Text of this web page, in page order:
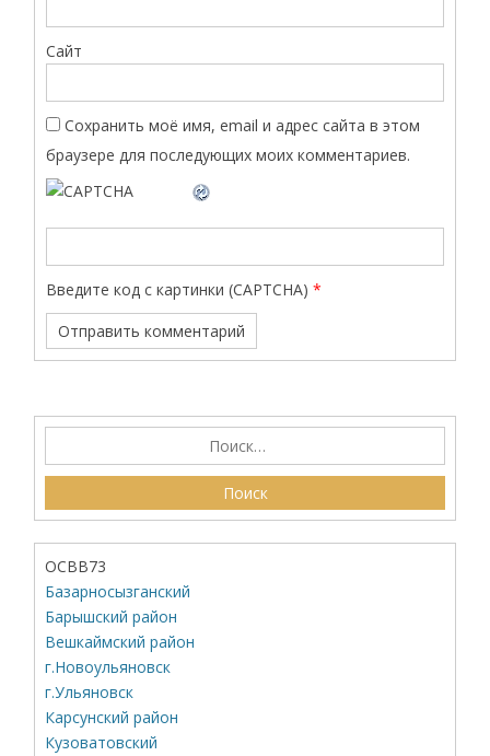
Сайт
Сохранить моё имя, email и адрес сайта в этом
браузере для последующих моих комментариев.
Введите код с картинки (CAPTCHA) *
ОСВВ73
Базарносызганский
Барышский район
Вешкаймский район
г.Новоульяновск
г.Ульяновск
Карсунский район
Кузоватовский